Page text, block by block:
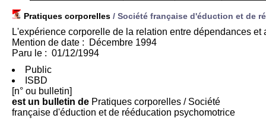
Pratiques corporelles / Société française d'éduction et de
L'expérience corporelle de la relation entre dépendances et
Mention de date : Décembre 1994
Paru le : 01/12/1994
Public
ISBD
[n° ou bulletin]
est un bulletin de Pratiques corporelles / Société
française d'éduction et de rééducation psychomotrice